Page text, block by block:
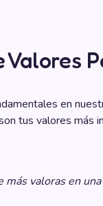
Valores
en
tus valores más
más valoras en